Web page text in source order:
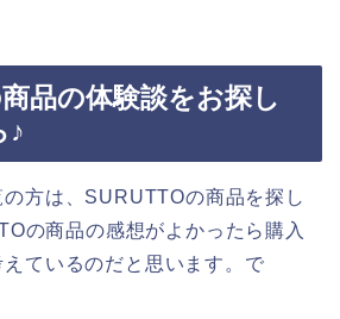
品の体験談をお探し
♪
方は、SURUTTOの商品を探し
の商品の感想がよかったら購入
ているのだと思います。で